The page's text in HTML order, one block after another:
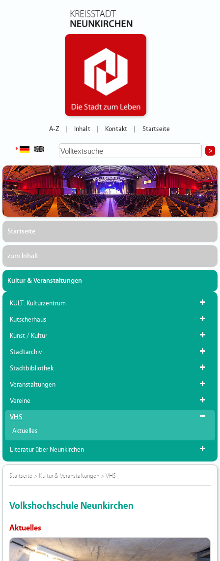
A-Z Inhalt Kontakt Startseite
Startseite
zum Inhalt
Kultur & Veranstaltungen
KULT. Kulturzentrum
Kutscherhaus
Kunst / Kultur
Stadtarchiv
Stadtbibliothek
Veranstaltungen
Vereine
VHS
Aktuelles
Literatur über Neunkirchen
Startseite > Kultur & Veranstaltungen > VHS
Volkshochschule Neunkirchen
Aktuelles